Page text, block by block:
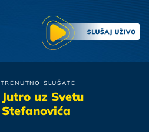
TRENUTNO SLUŠATE
Jutro uz Svetu
Stefanovića
Djordje Balasevic